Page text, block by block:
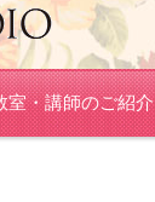
室・講師のご紹介